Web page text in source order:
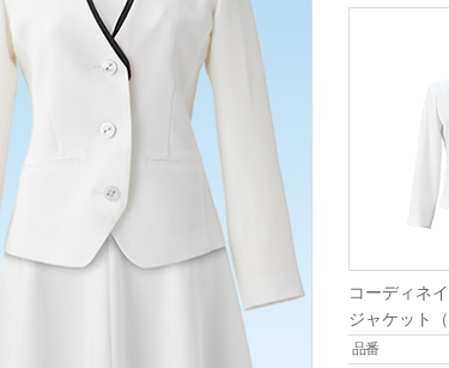
コーディネ
ジャケット（
品番